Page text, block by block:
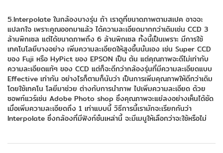
5.Interpolate ในกล้องบางรุ่น ถ้า เราดูที่ขนาดภาพตามสเปค อาจจะ
แปลกใจ เพราะคูณออกมาแล้ว ได้ความละเอียดมากกว่าเดิมเช่น CCD 3
ล้านพิกเซล แต่ได้ขนาดภาพถึง 6 ล้านพิกเซล ทั้งนี้เป็นเพราะ มีการใช้
เทคโนโลยีบางอย่าง เพิ่มความละเอียดให้สูงขึ้นนั่นเอง เช่น Super CCD
ของ Fuji หรือ HyPict ของ EPSON เป็น ต้น แต่คุณภาพจะดีไม่เท่ากับ
ความละเอียดแท้ๆ ของ CCD แต่ก็จะดีกว่ากล้องรุ่นที่มีความละเอียดแบบ
Effective เท่ากัน อย่างไรก็ตามก็นับว่า เป็นการเพิ่มคุณภาพให้ดีกว่าเดิม
โดยใช้เทคโน โลยีมาช่วย ต่างกับการนำภาพ ไปเพิ่มความละเอียด ด้วย
ซอพท์แวร์เช่น Adobe Photo shop ซึ่งคุณภาพจะแย่ลงอย่างเห็นได้ชัด
เมื่อเพิ่มความละเอียดถึง 1 เท่าแบบนี้ วิธีการนี้เรามักจะเรียกกันว่า
Interpolate ซึ่งกล้องที่มีฟังก์ชั่นเหล่านี้ จะมีเมนูให้เลือกว่าจะใช้หรือไม่